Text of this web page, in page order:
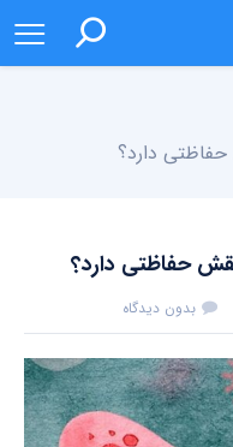
دارد؟
حفاظتی دارد؟
بدون دیدگاه